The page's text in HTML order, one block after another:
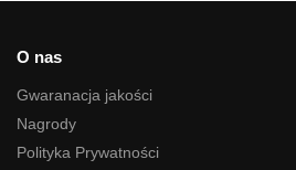
O nas
Gwaranacja jakości
Nagrody
Polityka Prywatności